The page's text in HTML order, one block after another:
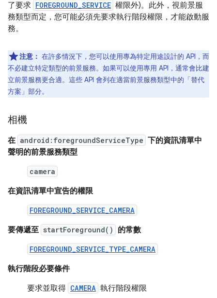
了要求 FOREGROUND_SERVICE 權限外)。此外，視前景服
務類型而定，您可能必須先要求執行階段權限，才能啟動服
務。
注意： 在許多情況下，您可以使用專為特定用途設計的 API，而
不必建立特定類型的前景服務。如果可以使用專用 API，通常會比建
立前景服務更合適。這些 API 會列在適當前景服務類型中的「替代
方案」 部分。
相機
在 android:foregroundServiceType 下的資訊清單中
聲明的前景服務類型
camera
在資訊清單中宣告的權限
FOREGROUND_SERVICE_CAMERA
要傳遞至 startForeground() 的常數
FOREGROUND_SERVICE_TYPE_CAMERA
執行階段必要條件
要求並取得 CAMERA 執行階段權限